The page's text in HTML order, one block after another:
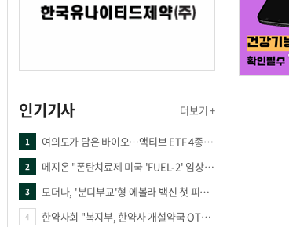
인기기사 더보기 +
1 여의도가 담은 바이오…액티브 ETF 4종의 선택은
2 메지온 "폰탄치료제 미국 'FUEL-2' 임상 프로토콜 영국 승인"
3 모더나, '분디부교'형 에볼라 백신 첫 피험자 접종
4 한약사회 "복지부, 한약사 개설약국 OTC 공급 방해 더는 방관 말아야"